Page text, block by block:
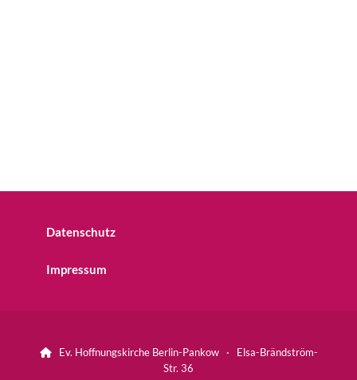
Datenschutz
Impressum
Ev. Hoffnungskirche Berlin-Pankow · Elsa-Brändström-
Str. 36